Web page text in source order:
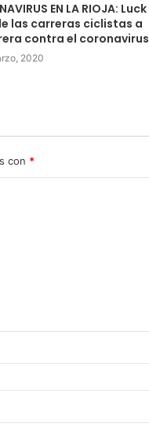
EN LA RIOJA: Luck
las carreras ciclistas a
contra el coronavirus
2020
con *